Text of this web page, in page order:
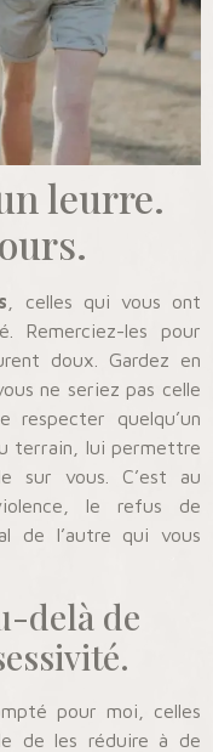
leurre.
, celles qui vous ont
Remerciez-les pour
doux. Gardez en
ne seriez pas celle
respecter quelqu’un
terrain, lui permettre
sur vous. C’est au
le refus de
de l’autre qui vous
delà de
pour moi, celles
de les réduire à de